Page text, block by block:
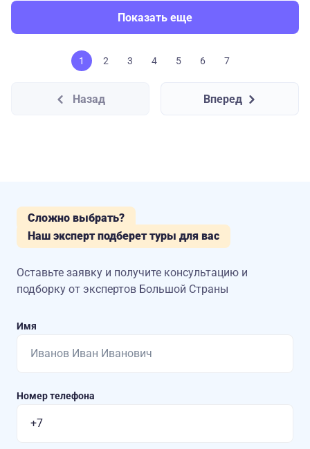
Показать еще
1 2 3 4 5 6 7
Назад Вперед
Сложно выбрать?
Наш эксперт подберет туры для вас
Оставьте заявку и получите консультацию и
подборку от экспертов Большой Страны
Имя
Номер телефона